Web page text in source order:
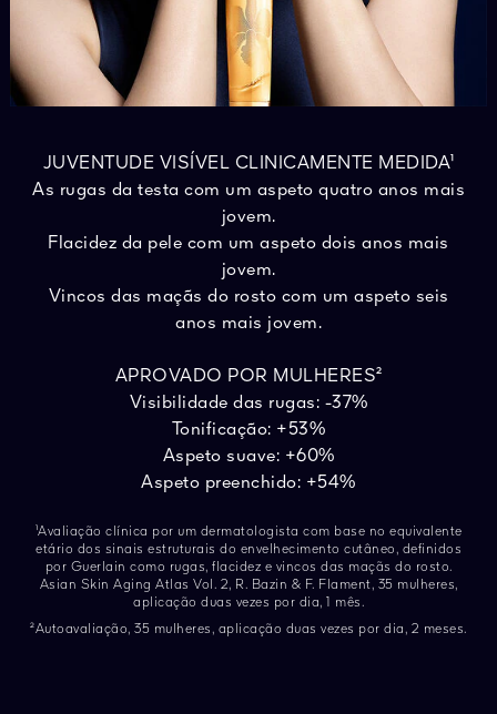
JUVENTUDE VISÍVEL CLINICAMENTE MEDIDA¹
As rugas da testa com um aspeto quatro anos mais
jovem.
Flacidez da pele com um aspeto dois anos mais
jovem.
Vincos das maçãs do rosto com um aspeto seis
anos mais jovem.
APROVADO POR MULHERES²
Visibilidade das rugas: -37%
Tonificação: +53%
Aspeto suave: +60%
Aspeto preenchido: +54%
¹Avaliação clínica por um dermatologista com base no equivalente
etário dos sinais estruturais do envelhecimento cutâneo, definidos
por Guerlain como rugas, flacidez e vincos das maçãs do rosto.
Asian Skin Aging Atlas Vol. 2, R. Bazin & F. Flament, 35 mulheres,
aplicação duas vezes por dia, 1 mês.
²Autoavaliação, 35 mulheres, aplicação duas vezes por dia, 2 meses.